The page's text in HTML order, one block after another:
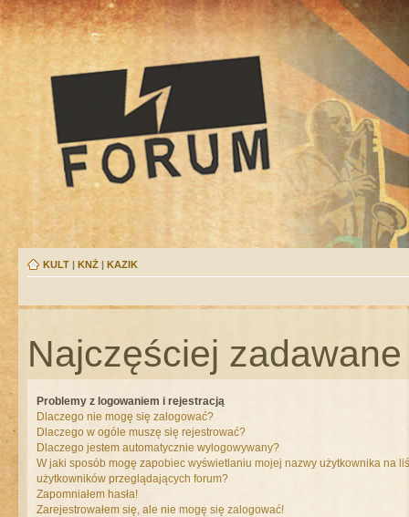
KULT | KNŻ | KAZIK
Najczęściej
Problemy z logowaniem i rejestracją
Dlaczego nie mogę się zalogować?
Dlaczego w ogóle muszę się rejestrować?
Dlaczego jestem automatycznie wylogowywany?
W jaki sposób mogę zapobiec wyświetlaniu mojej nazwy użytkownika na
użytkowników przeglądających forum?
Zapomniałem hasła!
Zarejestrowałem się, ale nie mogę się zalogować!